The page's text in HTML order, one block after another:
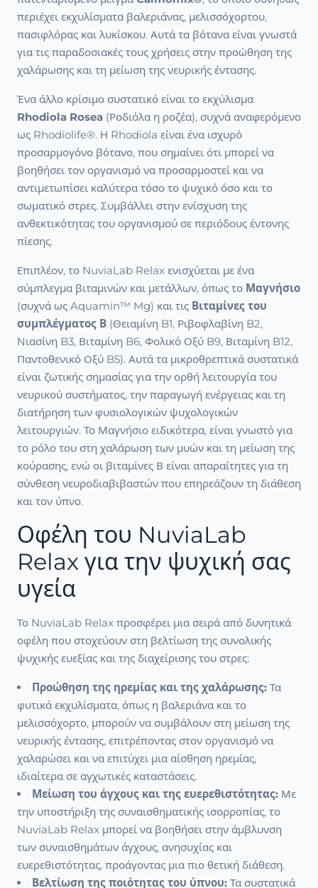
περιέχει εκχυλίσματα βαλεριάνας, μελισσόχορτου,
πασιφλόρας και λυκίσκου. Αυτά τα βότανα είναι γνωστά
για τις παραδοσιακές τους χρήσεις στην προώθηση της
χαλάρωσης και τη μείωση της νευρικής έντασης.
Ένα άλλο κρίσιμο συστατικό είναι το εκχύλισμα
Rhodiola Rosea (Ροδιόλα η ροζέα), συχνά αναφερόμενο
ως Rhodiolife®. Η Rhodiola είναι ένα ισχυρό
προσαρμογόνο βότανο, που σημαίνει ότι μπορεί να
βοηθήσει τον οργανισμό να προσαρμοστεί και να
αντιμετωπίσει καλύτερα τόσο το ψυχικό όσο και το
σωματικό στρες. Συμβάλλει στην ενίσχυση της
ανθεκτικότητας του οργανισμού σε περιόδους έντονης
πίεσης.
Επιπλέον, το NuviaLab Relax ενισχύεται με ένα
σύμπλεγμα βιταμινών και μετάλλων, όπως το Μαγνήσιο
(συχνά ως Aquamin™ Mg) και τις Βιταμίνες του
συμπλέγματος Β (Θειαμίνη B1, Ριβοφλαβίνη B2,
Νιασίνη B3, Βιταμίνη B6, Φολικό Οξύ B9, Βιταμίνη B12,
Παντοθενικό Οξύ B5). Αυτά τα μικροθρεπτικά συστατικά
είναι ζωτικής σημασίας για την ορθή λειτουργία του
νευρικού συστήματος, την παραγωγή ενέργειας και τη
διατήρηση των φυσιολογικών ψυχολογικών
λειτουργιών. Το Μαγνήσιο ειδικότερα, είναι γνωστό για
το ρόλο του στη χαλάρωση των μυών και τη μείωση της
κούρασης, ενώ οι βιταμίνες Β είναι απαραίτητες για τη
σύνθεση νευροδιαβιβαστών που επηρεάζουν τη διάθεση
και τον ύπνο.
Οφέλη του NuviaLab
Relax για την ψυχική σας
υγεία
Το NuviaLab Relax προσφέρει μια σειρά από δυνητικά
οφέλη που στοχεύουν στη βελτίωση της συνολικής
ψυχικής ευεξίας και της διαχείρισης του στρες:
Προώθηση της ηρεμίας και της χαλάρωσης: Τα
φυτικά εκχυλίσματα, όπως η βαλεριάνα και το
μελισσόχορτο, μπορούν να συμβάλουν στη μείωση της
νευρικής έντασης, επιτρέποντας στον οργανισμό να
χαλαρώσει και να επιτύχει μια αίσθηση ηρεμίας,
ιδιαίτερα σε αγχωτικές καταστάσεις.
Μείωση του άγχους και της ευερεθιστότητας: Με
την υποστήριξη της συναισθηματικής ισορροπίας, το
NuviaLab Relax μπορεί να βοηθήσει στην άμβλυνση
των συναισθημάτων άγχους, ανησυχίας και
ευερεθιστότητας, προάγοντας μια πιο θετική διάθεση.
Βελτίωση της ποιότητας του ύπνου: Τα συστατικά